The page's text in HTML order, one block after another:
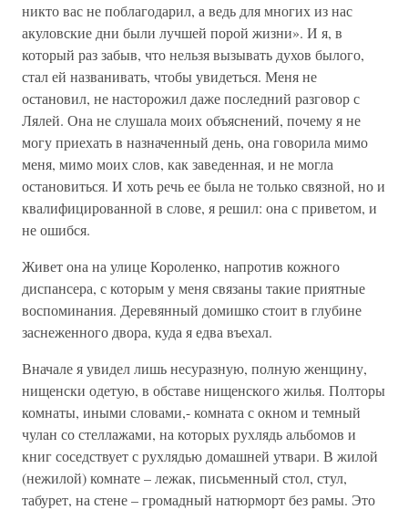
никто вас не поблагодарил, а ведь для многих из нас
акуловские дни были лучшей порой жизни». И я, в
который раз забыв, что нельзя вызывать духов былого,
стал ей названивать, чтобы увидеться. Меня не
остановил, не насторожил даже последний разговор с
Лялей. Она не слушала моих объяснений, почему я не
могу приехать в назначенный день, она говорила мимо
меня, мимо моих слов, как заведенная, и не могла
остановиться. И хоть речь ее была не только связной, но и
квалифицированной в слове, я решил: она с приветом, и
не ошибся.
Живет она на улице Короленко, напротив кожного
диспансера, с которым у меня связаны такие приятные
воспоминания. Деревянный домишко стоит в глубине
заснеженного двора, куда я едва въехал.
Вначале я увидел лишь несуразную, полную женщину,
нищенски одетую, в обставе нищенского жилья. Полторы
комнаты, иными словами,- комната с окном и темный
чулан со стеллажами, на которых рухлядь альбомов и
книг соседствует с рухлядью домашней утвари. В жилой
(нежилой) комнате – лежак, письменный стол, стул,
табурет, на стене – громадный натюрморт без рамы. Это